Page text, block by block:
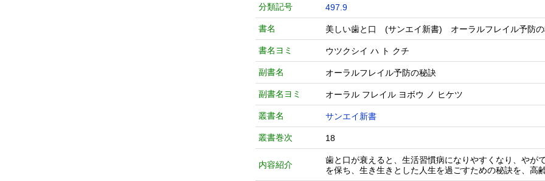
分類記号 497.9
書名 美しい歯と口 (サンエイ新書) オーラルフレイル予
書名ヨミ ウツクシイ ハ ト クチ
副書名 オーラルフレイル予防の秘訣
副書名ヨミ オーラル フレイル ヨボウ ノ ヒケツ
叢書名 サンエイ新書
叢書巻次 18
内容紹介
歯と口が衰えると、生活習慣病になりやすくなり、やが
を保ち、生き生きとした人生を過ごすための秘訣を、高